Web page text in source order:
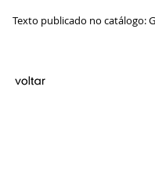
Texto publicado no catálogo: